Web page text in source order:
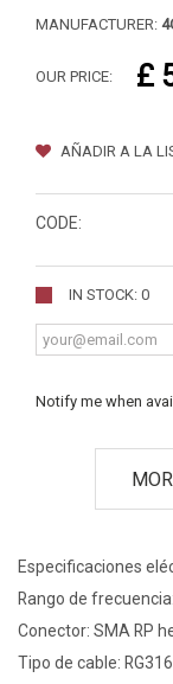
MANUFACTURER:
OUR PRICE: £
AÑADIR A LA
CODE:
IN STOCK: 0
Notify me when
Especificaciones
Rango de
Conector: SMA RP
Tipo de cable: RG316